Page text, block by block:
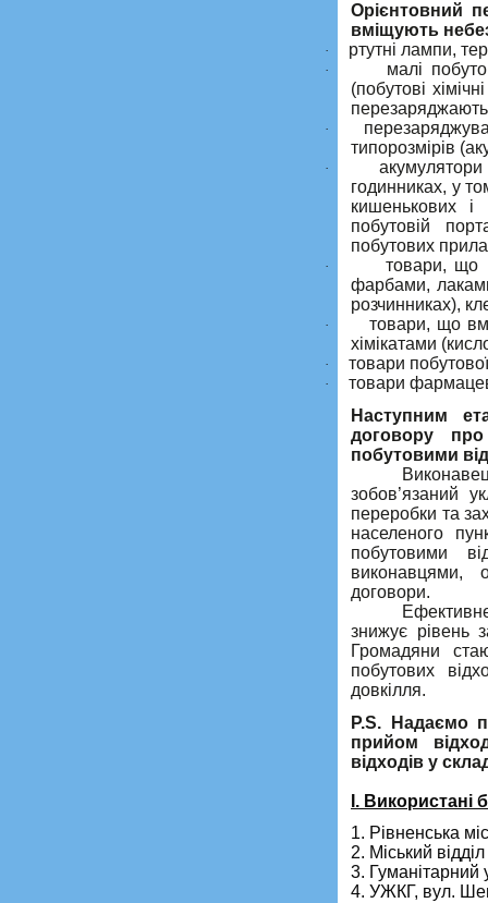
Орієнтовний
вміщують
· ртутні лампи,
·
малі
(побутові
·
типорозмірів
·
годинниках, у
кишенькових і
побутовій
побутових
·
товари, що
фарбами,
розчинниках),
·
товари, що
хімікатами
· товари побутової
·
товари
Наступним
договору
побутовими
зобов’язаний
переробки та
населеного
побутовими
виконавцями,
договори.
знижує рівень
Громадяни
побутових
довкілля.
Р.S. Надаємо
прийом
відходів у
І.
1. Рівненська
2. Міський
3. Гуманітарний
4. УЖКГ, вул.